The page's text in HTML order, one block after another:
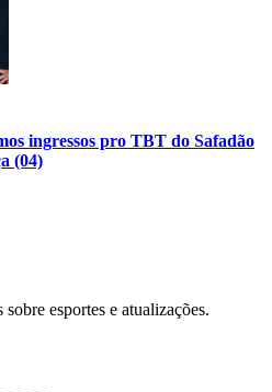
ingressos pro TBT do Safadão
(04)
esportes e atualizações.